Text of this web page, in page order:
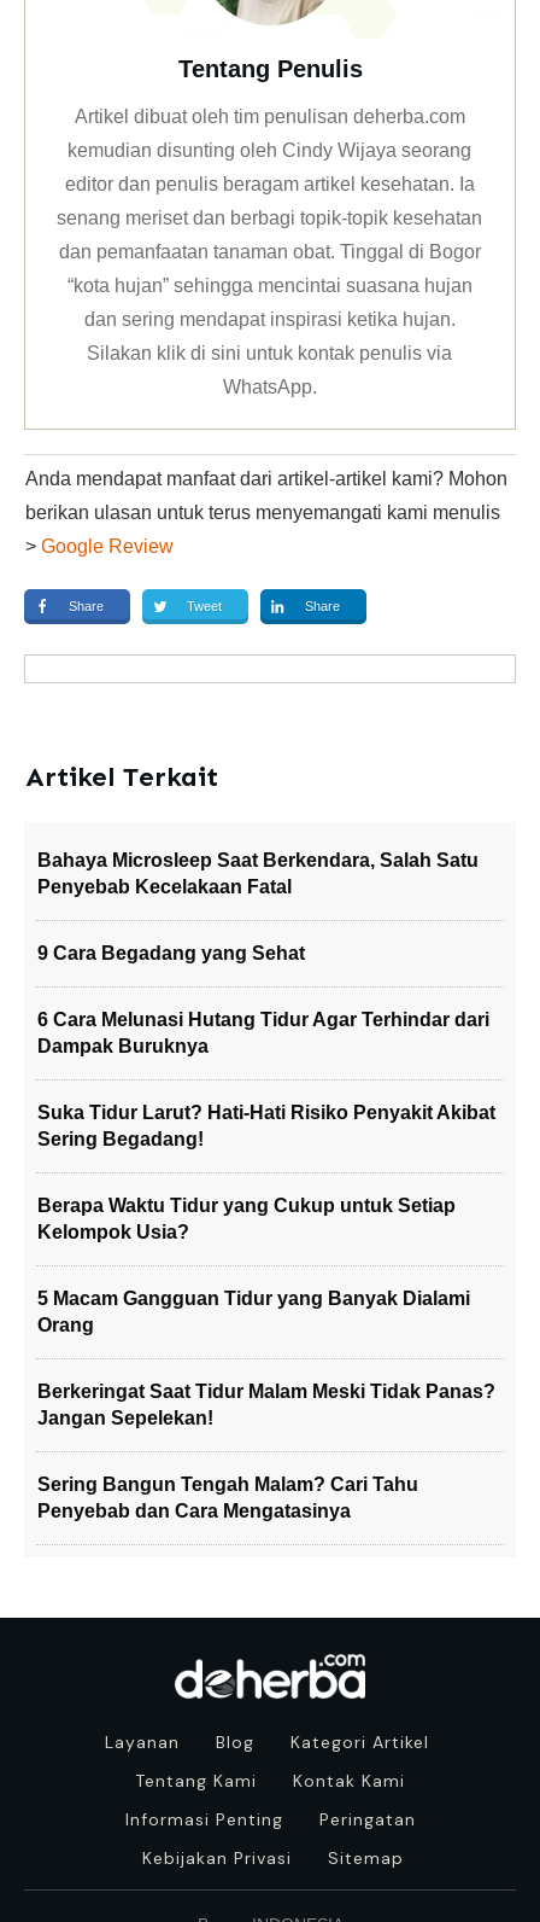
Tentang Penulis
Artikel dibuat oleh tim penulisan deherba.com
kemudian disunting oleh Cindy Wijaya seorang
editor dan penulis beragam artikel kesehatan. Ia
senang meriset dan berbagi topik-topik kesehatan
dan pemanfaatan tanaman obat. Tinggal di Bogor
“kota hujan” sehingga mencintai suasana hujan
dan sering mendapat inspirasi ketika hujan.
Silakan klikdi sini untuk kontak penulis via
WhatsApp.
Anda mendapat manfaat dari artikel-artikel kami? Mohon
berikan ulasan untuk terus menyemangati kami menulis
> Google Review
Share Tweet Share
Artikel Terkait
Bahaya Microsleep Saat Berkendara, Salah Satu
Penyebab Kecelakaan Fatal
9 Cara Begadang yang Sehat
6 Cara Melunasi Hutang Tidur Agar Terhindar dari
Dampak Buruknya
Suka Tidur Larut? Hati-Hati Risiko Penyakit Akibat
Sering Begadang!
Berapa Waktu Tidur yang Cukup untuk Setiap
Kelompok Usia?
5 Macam Gangguan Tidur yang Banyak Dialami
Orang
Berkeringat Saat Tidur Malam Meski Tidak Panas?
Jangan Sepelekan!
Sering Bangun Tengah Malam? Cari Tahu
Penyebab dan Cara Mengatasinya
Layanan Blog
Kategori Artikel
Tentang Kami
Kontak Kami
Informasi Penting
Peringatan
Kebijakan Privasi
Sitemap